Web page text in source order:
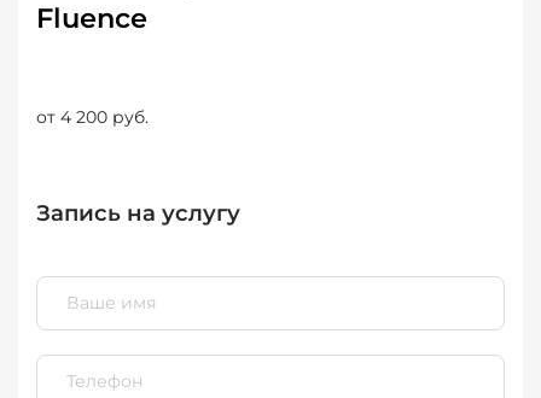
Fluence
от 4 200 руб.
Запись на услугу